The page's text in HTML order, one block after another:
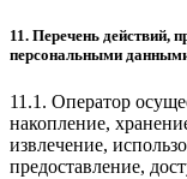
11. Перечень действий,
персональными
11.1. Оператор
накопление,
извлечение,
предоставление,